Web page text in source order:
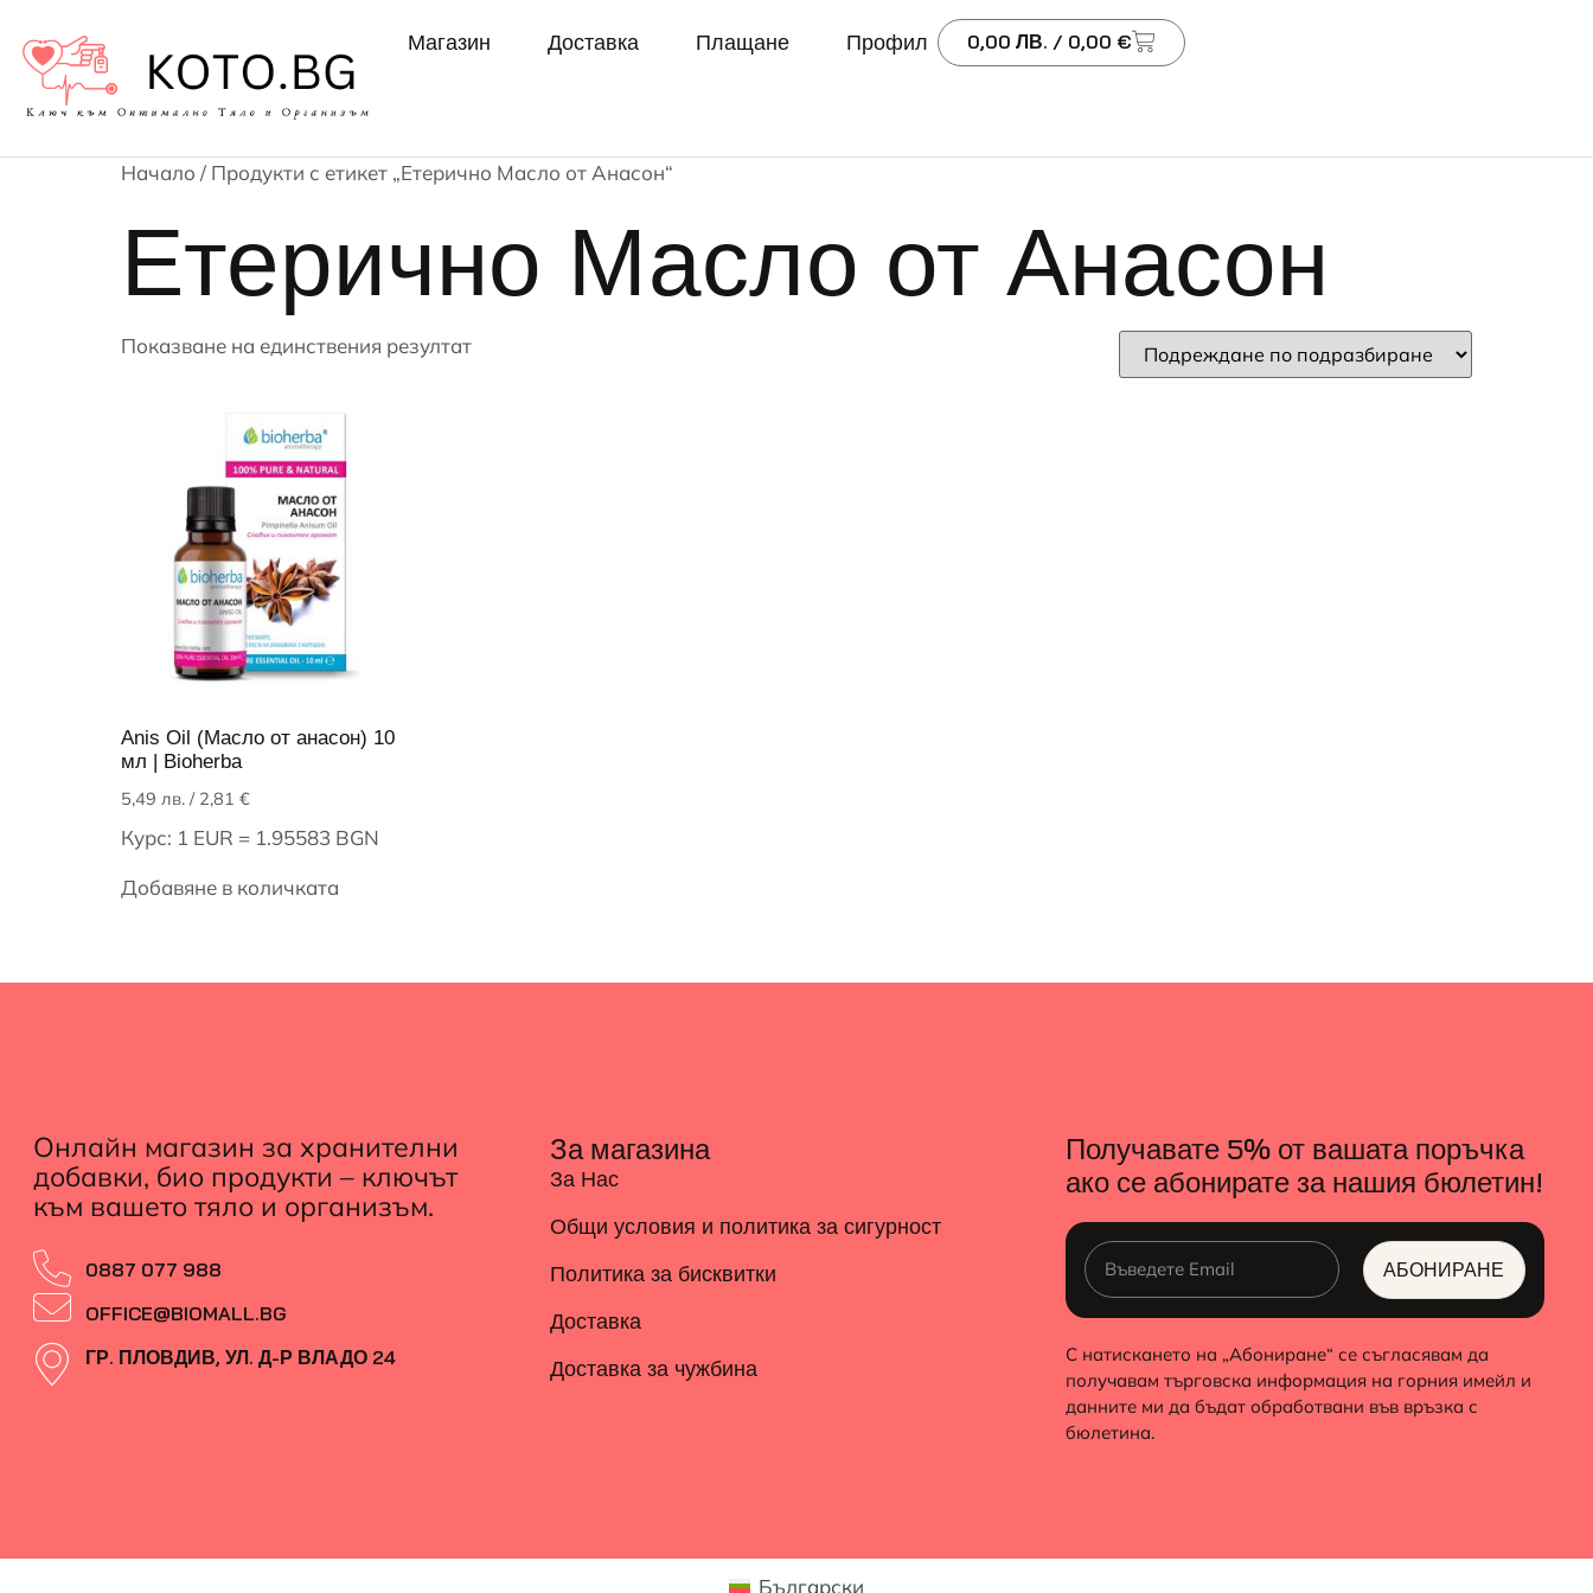
Магазин Доставка Плащане Профил 0,00 ЛВ. / 0,00 €
Начало / Продукти с етикет „Етерично Масло от Анасон“
Етерично Масло от Анасон
Показване на единствения резултат
Anis Oil (Масло от анасон) 10
мл | Bioherba
5,49 лв. / 2,81 €
Курс: 1 EUR = 1.95583 BGN
Добавяне в количката
Онлайн магазин за хранителни
добавки, био продукти – ключът
към вашето тяло и организъм.
0887 077 988
OFFICE@BIOMALL.BG
ГР. ПЛОВДИВ, УЛ. Д-Р ВЛАДО 24
За магазина
За Нас
Общи условия и политика за сигурност
Политика за бисквитки
Доставка
Доставка за чужбина
Получавате 5% от вашата поръчка
ако се абонирате за нашия бюлетин!
АБОНИРАНЕ
ALTERNATIVE:
С натискането на „Абониране“ се съгласявам да
получавам търговска информация на горния имейл и
данните ми да бъдат обработвани във връзка с
бюлетина.
Български